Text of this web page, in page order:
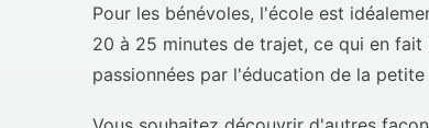
Pour les bénévoles, l'école est
20 à 25 minutes de trajet, ce qui en
passionnées par l'éducation de la